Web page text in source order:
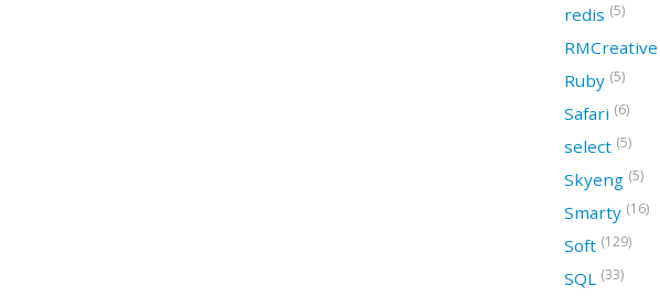
redis (5)
RMCreative
Ruby (5)
Safari (6)
select (5)
Skyeng (5)
Smarty (16)
Soft (129)
SQL (33)